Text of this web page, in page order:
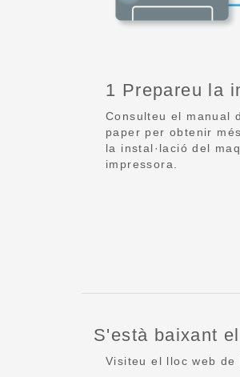
1 Prepareu la
Consulteu el manual
paper per obtenir
la instal·lació del
impressora.
S'està baixant
Visiteu el lloc web de